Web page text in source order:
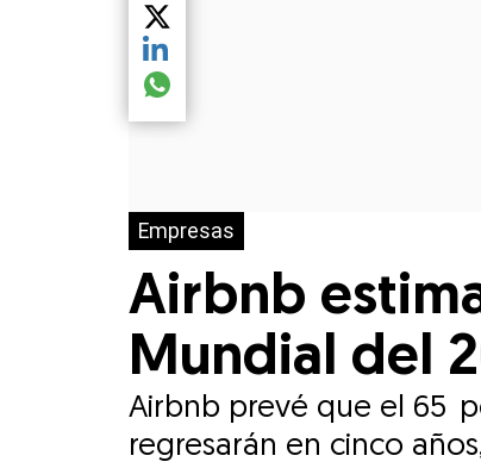
Empresas
Airbnb
Mundial del
Airbnb prevé que el 65
regresarán en cinco
Compartir el artículo actual mediante
Compartir el artículo actual mediante
Compartir el artículo actual mediante